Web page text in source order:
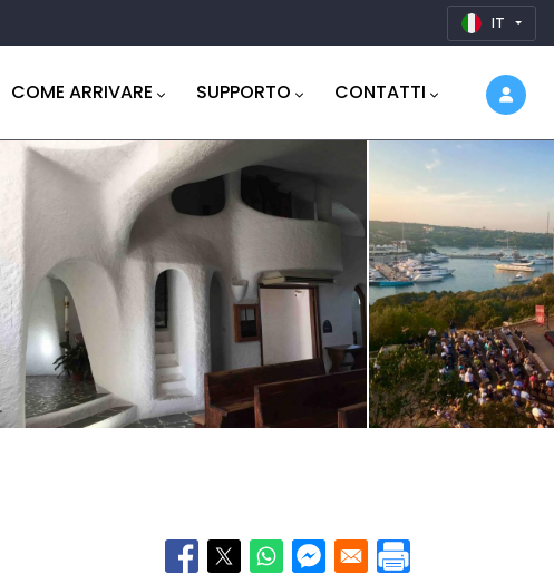
IT
COME ARRIVARE SUPPORTO CONTATTI